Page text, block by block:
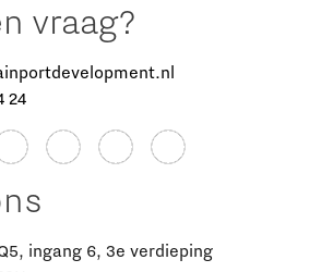
vraag?
24
ingang 6, 3e verdieping